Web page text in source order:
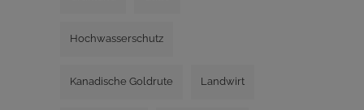
Hochwasserschutz
Kanadische Goldrute Landwirt